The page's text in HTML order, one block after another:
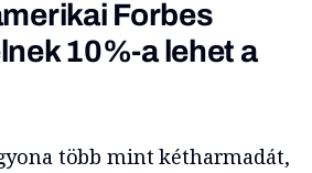
Forbes
10%-a lehet a
több mint kétharmadát,